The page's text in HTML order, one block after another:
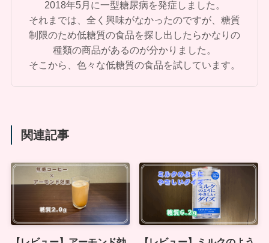
2018年5月に一型糖尿病を発症しました。
それまでは、全く興味がなかったのですが、糖質
制限のため低糖質の食品を探し出したらかなりの
種類の商品があるのが分かりました。
そこから、色々な低糖質の食品を試しています。
関連記事